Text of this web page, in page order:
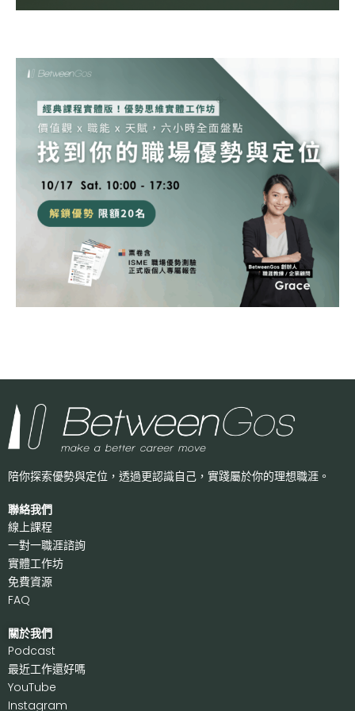
陪你探索優勢與定位，透過更認識自己， 實踐屬於你的理想職涯。
聯絡我們
線上課程
一對一職涯諮詢
實體工作坊
免費資源
FAQ
關於我們
Podcast
最近工作還好嗎
YouTube
Instagram